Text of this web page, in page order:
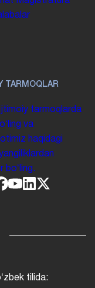
TARMOQLAR
tarmoqlarda
va
haqidagi
boʻling.
tilida: